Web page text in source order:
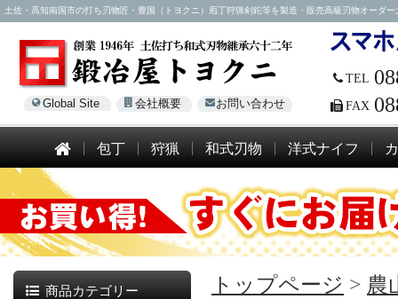
土佐・高知南国市の打ち刃物匠・豊国（トヨクニ）庖丁狩猟剣鉈等を製造・販売高級刃物オーダ
Global Site 会社概要 お問い合わせ
TEL
FAX
包丁 狩猟 和式刃物 洋式ナイフ
トップページ > 農
商品カテゴリー